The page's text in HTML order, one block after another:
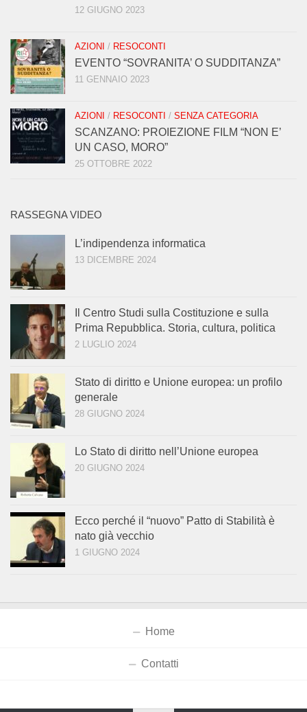
12 GIUGNO 2023
AZIONI / RESOCONTI
EVENTO “SOVRANITA’ O SUDDITANZA”
11 GENNAIO 2023
AZIONI / RESOCONTI / SENZA CATEGORIA
SCANZANO: PROIEZIONE FILM “NON E’
UN CASO, MORO”
25 OTTOBRE 2022
RASSEGNA VIDEO
L’indipendenza informatica
13 DICEMBRE 2024
Il Centro Studi sulla Costituzione e sulla
Prima Repubblica. Storia, cultura, politica
2 LUGLIO 2024
Stato di diritto e Unione europea: un profilo
generale
28 GIUGNO 2024
Lo Stato di diritto nell’Unione europea
20 GIUGNO 2024
Ecco perché il “nuovo” Patto di Stabilità è
nato già vecchio
1 GIUGNO 2024
Home
Contatti